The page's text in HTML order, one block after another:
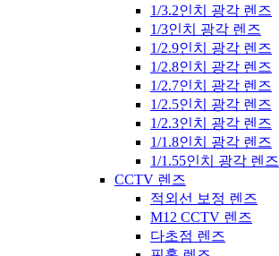
1/3.2인치 광각 렌즈
1/3인치 광각 렌즈
1/2.9인치 광각 렌즈
1/2.8인치 광각 렌즈
1/2.7인치 광각 렌즈
1/2.5인치 광각 렌즈
1/2.3인치 광각 렌즈
1/1.8인치 광각 렌즈
1/1.55인치 광각 렌즈
CCTV 렌즈
적외선 보정 렌즈
M12 CCTV 렌즈
다초점 렌즈